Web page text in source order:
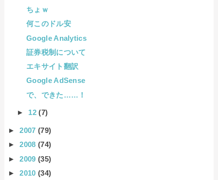
ちょｗ
何このドル安
Google Analytics
証券税制について
エキサイト翻訳
Google AdSense
で、できた……！
► 12(7)
►2007(79)
►2008(74)
►2009(35)
►2010(34)